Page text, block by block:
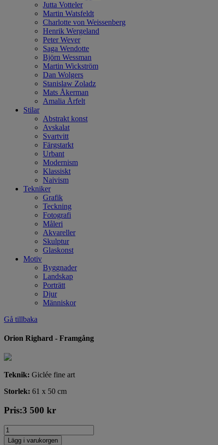
Jutta Votteler
Martin Watsfeldt
Charlotte von Weissenberg
Henrik Wergeland
Peter Wever
Saga Wendotte
Björn Wessman
Martin Wickström
Dan Wolgers
Stanislaw Zoladz
Mats Åkerman
Amalia Årfelt
Stilar
Abstrakt konst
Avskalat
Svartvitt
Färgstarkt
Urbant
Modernism
Klassiskt
Naivism
Tekniker
Grafik
Teckning
Fotografi
Måleri
Akvareller
Skulptur
Glaskonst
Motiv
Byggnader
Landskap
Porträtt
Djur
Människor
Gå tillbaka
Orion Righard - Framgång
Teknik: Giclée fine art
Storlek: 61 x 50 cm
Pris:3 500 kr
Lägg i varukorgen